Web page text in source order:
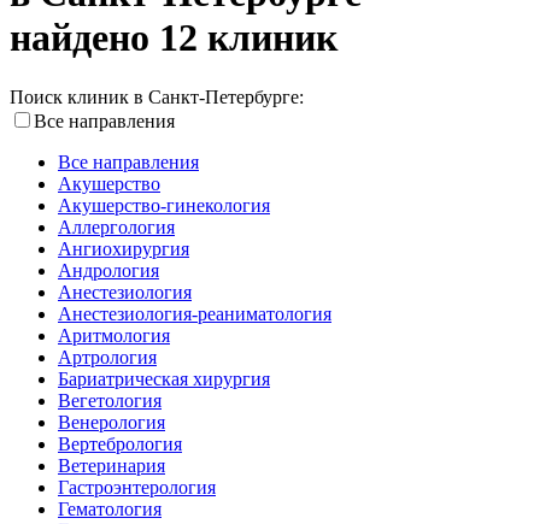
найдено 12 клиник
Поиск клиник в Санкт-Петербурге:
Все направления
Все направления
Акушерство
Акушерство-гинекология
Аллергология
Ангиохирургия
Андрология
Анестезиология
Анестезиология-реаниматология
Аритмология
Артрология
Бариатрическая хирургия
Вегетология
Венерология
Вертебрология
Ветеринария
Гастроэнтерология
Гематология